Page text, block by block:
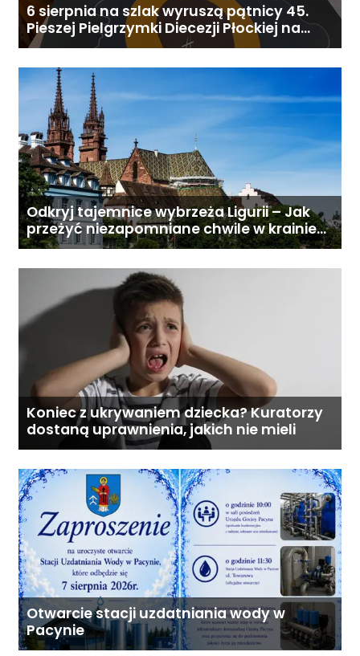
6 sierpnia na szlak wyruszą pątnicy 45.
Pieszej Pielgrzymki Diecezji Płockiej na
Jasną Górę
Odkryj tajemnice wybrzeża Ligurii – Jak
przeżyć niezapomniane chwile w krainie
pesto i słońca
Koniec z ukrywaniem dziecka? Kuratorzy
dostaną uprawnienia, jakich nie mieli
Otwarcie stacji uzdatniania wody w
Pacynie